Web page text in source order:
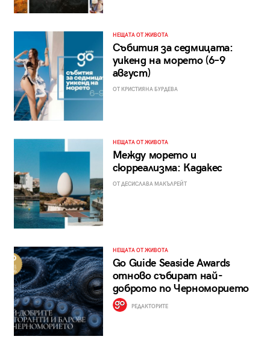
НЕЩАТА ОТ ЖИВОТА
Събития за седмицата:
уикенд на морето (6–9
август)
ОТ КРИСТИЯНА БУРДЕВА
НЕЩАТА ОТ ЖИВОТА
Между морето и
сюрреализма: Кадакес
ОТ ДЕСИСЛАВА МАКЪЛРЕЙТ
НЕЩАТА ОТ ЖИВОТА
Go Guide Seaside Awards
отново събират най-
доброто по Черноморието
РЕДАКТОРИТЕ